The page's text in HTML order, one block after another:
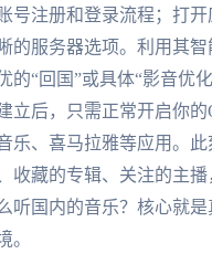
号注册和登录流程；打开
的服务器选项。利用其
的“回国”或具体“影音优
立后，只需正常开启你的
乐、喜马拉雅等应用。此
收藏的专辑、关注的主播
听国内的音乐？核心就
。